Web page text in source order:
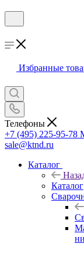
Избранные
Телефоны
+7 (495) 225-95-78
sale@ktnd.ru
Каталог
Каталог